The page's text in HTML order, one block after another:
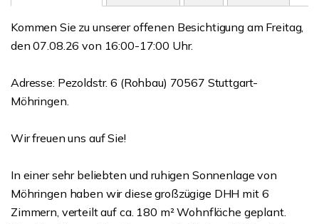
Kommen Sie zu unserer offenen Besichtigung am Freitag,
den 07.08.26 von 16:00-17:00 Uhr.
Adresse: Pezoldstr. 6 (Rohbau) 70567 Stuttgart-
Möhringen.
Wir freuen uns auf Sie!
In einer sehr beliebten und ruhigen Sonnenlage von
Möhringen haben wir diese großzügige DHH mit 6
Zimmern, verteilt auf ca. 180 m² Wohnfläche geplant.